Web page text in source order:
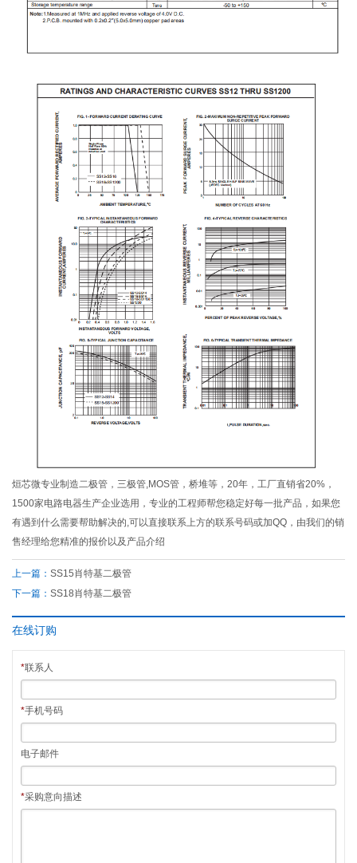
烜芯微专业制造二极管，三极管,MOS管，桥堆等，20年，工厂直销省20%，
1500家电路电器生产企业选用，专业的工程师帮您稳定好每一批产品，如果您
有遇到什么需要帮助解决的,可以直接联系上方的联系号码或加QQ，由我们的销
售经理给您精准的报价以及产品介绍
上一篇： SS15肖特基二极管
下一篇： SS18肖特基二极管
在线订购
*联系人
*手机号码
电子邮件
*采购意向描述